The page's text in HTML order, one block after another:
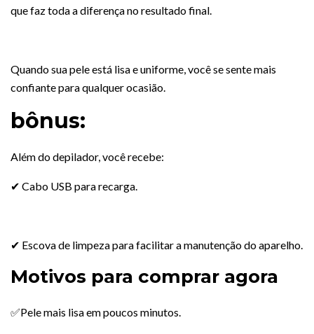
que faz toda a diferença no resultado final.
Quando sua pele está lisa e uniforme, você se sente mais
confiante para qualquer ocasião.
bônus:
Além do depilador, você recebe:
✔ Cabo USB para recarga.
✔ Escova de limpeza para facilitar a manutenção do aparelho.
Motivos para comprar agora
✅Pele mais lisa em poucos minutos.